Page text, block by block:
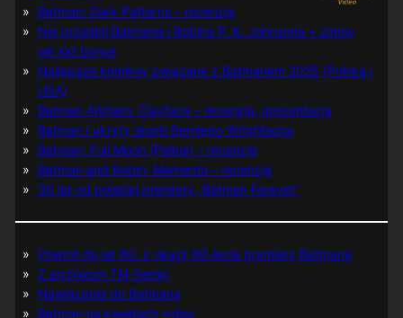
Batman: Dark Patterns – recenzja
Nie prześpij Batmana i Robina P. K. Johnsona + zimny
jak lód bonus
Najlepsze komiksy związane z Batmanem 2025 (Polska i
USA)
Batman Arkham: Clayface – recenzja, prezentacja
Batman i ukryty skarb Berniego Wrightsona
Batman: Full Moon (Pełnia) – recenzja
Batman and Robin: Memento – recenzja
30 lat od polskiej premiery „Batman Forever”
Powrót do lat 60. z okazji 60-lecia premiery Batmana
Z archiwum TM-Semic
Nawiązania do Batmana
Batman na kasetach video